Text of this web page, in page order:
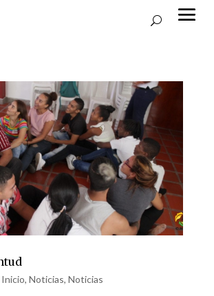
Inicio, Noticias, Noticias